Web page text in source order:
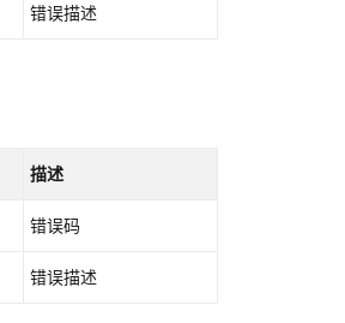
错误描述
描述
错误码
错误描述